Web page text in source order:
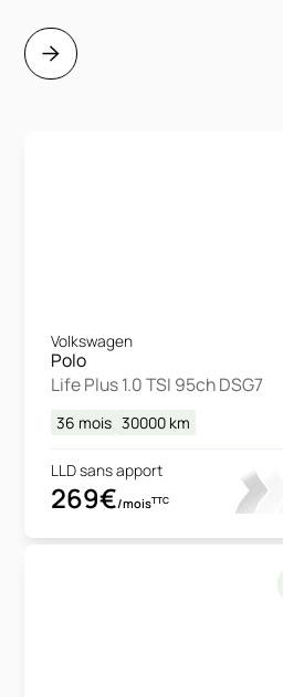
Volkswagen
Polo
Life Plus 1.0 TSI 95ch DSG7
36 mois 30000 km
LLD sans apport
269€/moisTTC